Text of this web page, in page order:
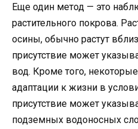
Еще один метод — это
растительного покрова.
осины, обычно растут
присутствие может
вод. Кроме того,
адаптации к жизни в
присутствие может
подземных водоносных